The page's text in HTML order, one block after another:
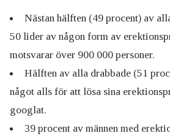
Nästan hälften (49 procent) av
50 lider av någon form av
motsvarar över 900 000 personer.
Hälften av alla drabbade (51
något alls för att lösa sina
googlat.
39 procent av männen med